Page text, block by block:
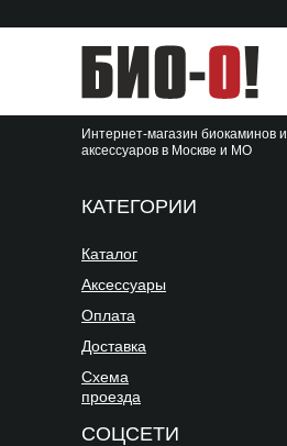
КАТЕГОРИИ
Аксессуары
Каталог
Оплата
Доставка
Схема
проезда
СОЦСЕТИ
Интернет-магазин биокаминов и
аксессуаров в Москве и МО